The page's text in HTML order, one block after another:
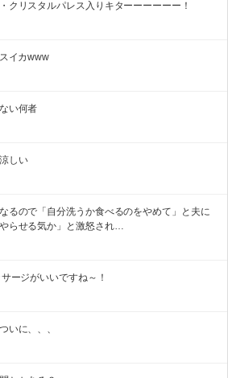
クリスタルパレス入りキターーーーーー！
イカwww
い何者
しい
るので「自分洗うか食べるのをやめて」と夫に
らせる気か」と激怒され…
ージがいいですね～！
いに、、、